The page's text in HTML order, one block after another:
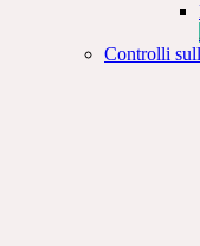
Controlli